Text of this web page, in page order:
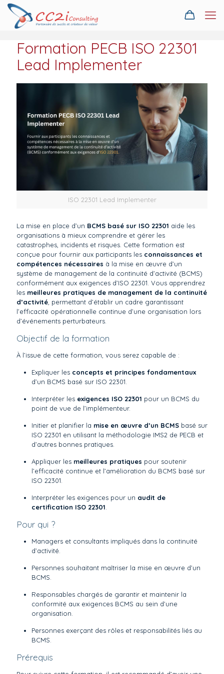
Formation PECB ISO 22301
Lead Implementer
ISO 22301 Lead Implementer
La mise en place d’un BCMS basé sur ISO 22301 aide les
organisations à mieux comprendre et gérer les
catastrophes, incidents et risques. Cette formation est
conçue pour fournir aux participants les connaissances et
compétences nécessaires à la mise en œuvre d’un
système de management de la continuité d’activité (BCMS)
conformément aux exigences d’ISO 22301. Vous apprendrez
les meilleures pratiques de management de la continuité
d’activité , permettant d’établir un cadre garantissant
l’efficacité opérationnelle continue d’une organisation lors
d’événements perturbateurs.
Objectif de la formation
À l’issue de cette formation, vous serez capable de :
Expliquer les concepts et principes fondamentaux
d’un BCMS basé sur ISO 22301.
Interpréter les exigences ISO 22301 pour un BCMS du
point de vue de l’implémenteur.
Initier et planifier la mise en œuvre d’un BCMS basé sur
ISO 22301 en utilisant la méthodologie IMS2 de PECB et
d’autres bonnes pratiques.
Appliquer les meilleures pratiques pour soutenir
l’efficacité continue et l’amélioration du BCMS basé sur
ISO 22301.
Interpréter les exigences pour un audit de
certification ISO 22301
Pour qui ?
Managers et consultants impliqués dans la continuité
d’activité.
Personnes souhaitant maîtriser la mise en œuvre d’un
BCMS.
Responsables chargés de garantir et maintenir la
conformité aux exigences BCMS au sein d’une
organisation.
Personnes exerçant des rôles et responsabilités liés au
BCMS.
Prérequis